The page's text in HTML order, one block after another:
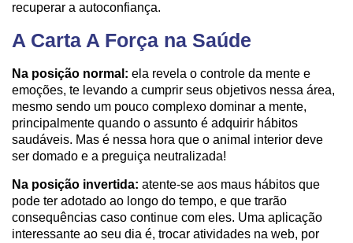
recuperar a autoconfiança.
A Carta A Força na Saúde
Na posição normal: ela revela o controle da mente e
emoções, te levando a cumprir seus objetivos nessa área,
mesmo sendo um pouco complexo dominar a mente,
principalmente quando o assunto é adquirir hábitos
saudáveis. Mas é nessa hora que o animal interior deve
ser domado e a preguiça neutralizada!
Na posição invertida: atente-se aos maus hábitos que
pode ter adotado ao longo do tempo, e que trarão
consequências caso continue com eles. Uma aplicação
interessante ao seu dia é, trocar atividades na web, por